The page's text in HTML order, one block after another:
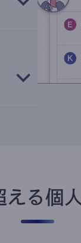
る個